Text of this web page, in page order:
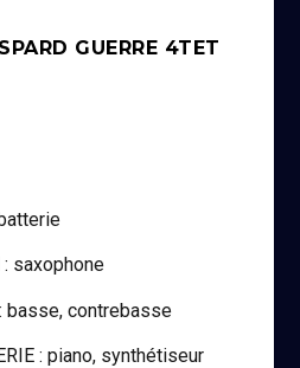
GUERRE 4TET
saxophone
basse, contrebasse
: piano, synthétiseur